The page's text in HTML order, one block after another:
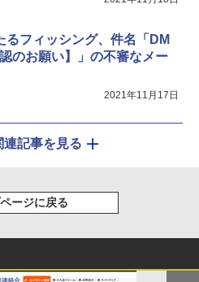
るフィッシング、件名「DM
のお願い】」の不審なメー
2021年11月17日
連記事を見る
ージに戻る